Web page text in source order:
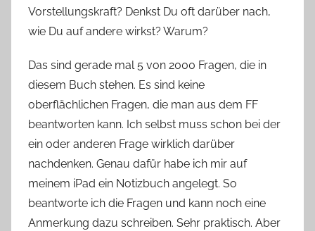
Vorstellungskraft? Denkst Du oft darüber nach,
wie Du auf andere wirkst? Warum?
Das sind gerade mal 5 von 2000 Fragen, die in
diesem Buch stehen. Es sind keine
oberflächlichen Fragen, die man aus dem FF
beantworten kann. Ich selbst muss schon bei der
ein oder anderen Frage wirklich darüber
nachdenken. Genau dafür habe ich mir auf
meinem iPad ein Notizbuch angelegt. So
beantworte ich die Fragen und kann noch eine
Anmerkung dazu schreiben. Sehr praktisch. Aber